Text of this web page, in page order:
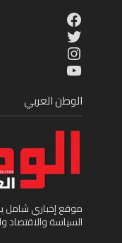
Facebook
Twitter
Instagram
YouTube
الوطن العربي
موقع إخباري شامل
السياسة والاقتصاد